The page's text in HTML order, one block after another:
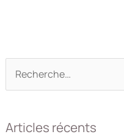
e
h
Articles récents
TPE/PME